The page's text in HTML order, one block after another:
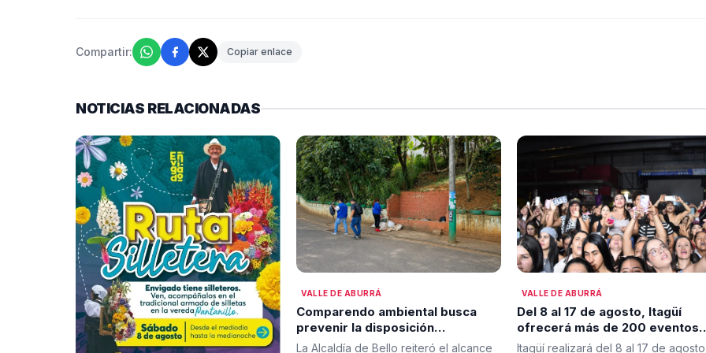
Compartir: Copiar enlace
NOTICIAS RELACIONADAS
VALLE DE ABURRÁ
Comparendo ambiental busca
prevenir la disposición
inadecuada de residuos en Bello
La Alcaldía de Bello reiteró el alcance
VALLE DE ABURRÁ
Del 8 al 17 de agosto, Itagüí
ofrecerá más de 200 eventos
gratuitos para habitantes y
Itagüí realizará del 8 al 17 de